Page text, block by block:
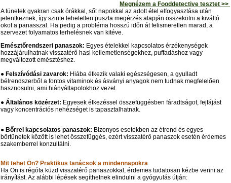
Megnézem a Fooddetective tesztet >>
A tünetek gyakran csak órákkal, sőt napokkal az adott étel elfogyasztása után
jelentkeznek, így szinte lehetetlen puszta megérzés alapján összekötni a kiváltó
okot a panasszal. Ha pedig a probléma hosszú időn át felismeretlen marad, a
szervezet folyamatos terhelésnek van kitéve.
Emésztőrendszeri panaszok: Egyes ételekkel kapcsolatos érzékenységek
hozzájárulhatnak visszatérő hasi kellemetlenségekhez, puffadáshoz vagy
megváltozott emésztéshez.
● Felszívódási zavarok: Hiába étkezik valaki egészségesen, a gyulladt
bélrendszerből a fontos vitaminok és ásványi anyagok nem tudnak megfelelően
hasznosulni, ami hiányállapotokhoz vezet.
● Általános közérzet: Egyesek étkezéssel összefüggésben fáradtságot, fejfájást
vagy koncentrációs nehézséget is tapasztalhatnak.
● Bőrrel kapcsolatos panaszok: Bizonyos esetekben az étrend és egyes
bőrtünetek között is lehet összefüggés, ezért visszatérő panaszok esetén érdemes
szakemberrel konzultálni.
Mit tehet Ön? Praktikus tanácsok a mindennapokra
Ha Ön is régóta küzd visszatérő panaszokkal, érdemes tudatosan kézbe venni az
irányítást. Az alábbi lépések segíthetnek elindulni a gyógyulás útján: